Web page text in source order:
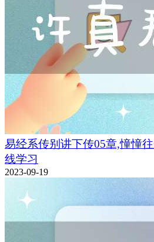
易经系传别讲下传05章,憧憧
线学习
2023-09-19